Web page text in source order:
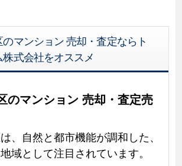
マンション 売却・査定ならト
式会社をオススメ
のマンション 売却・査定売
、自然と都市機能が調和した、
域として注目されています。